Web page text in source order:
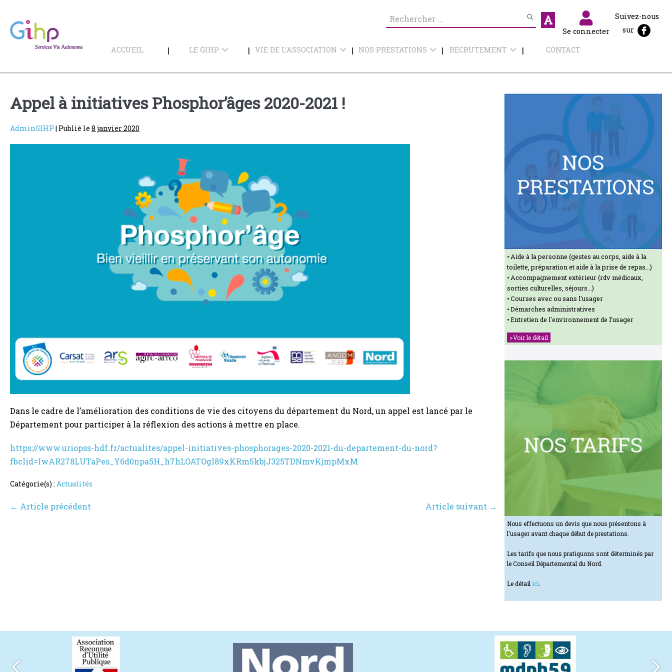
contenu
Recherche
A
Se connecter
Suivez-nous
sur
ACCUEIL LE GIHP VIE DE L’ASSOCIATION NOS PRESTATIONS RECRUTEMENT CONTACT
Appel à initiatives Phosphor’âges 2020-2021 !
AdminGIHP | Publié le 8 janvier 2020
Dans le cadre de l’amélioration des conditions de vie des citoyens du département du Nord, un appel est lancé par le
Département pour participer à la réflexion des actions à mettre en place.
https://www.uriopss-hdf.fr/actualites/appel-initiatives-phosphorages-2020-2021-du-departement-du-nord?
fbclid=IwAR278LUTaPes_Y6d0npa5H_h7hLOATOgl89xKRm5kbjJ325TDNmvKjmpMxM
Catégorie(s) : Actualités
Navigation
← Article précédent Article suivant →
Aide à la personne (gestes au corps, aide à la
toilette, préparation et aide à la prise de repas...)
Accompagnement extérieur (rdv médicaux,
sorties culturelles, séjours...)
Courses avec ou sans l'usager
Démarches administratives
Entretien de l'environnement de l'usager
>Voir le détail
Nous effectuons un devis que nous présentons à
l'usager avant chaque début de prestations.
Les tarifs que nous pratiquons sont déterminés par
le Conseil Départemental du Nord.
Le détail ici